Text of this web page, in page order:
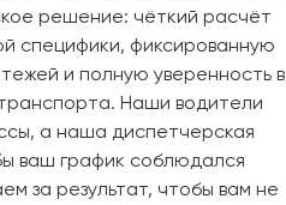
решение: чёткий расчёт
специфики, фиксированную
и полную уверенность в
Наши водители
а наша диспетчерская
ваш график соблюдался
за результат, чтобы вам не